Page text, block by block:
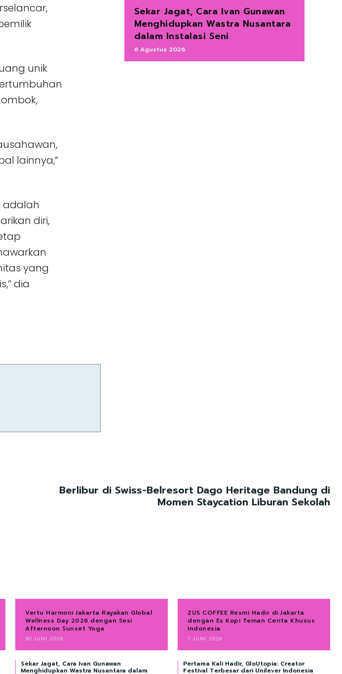
unik
lainnya,”
adalah
diri,
yang
dia
Sekar Jagat, Cara Ivan Gunawan
Menghidupkan Wastra Nusantara
dalam Instalasi Seni
6 Agustus 2026
Berlibur di Swiss-Belresort Dago Heritage Bandung di
Momen Staycation Liburan Sekolah
Vertu Harmoni Jakarta Rayakan Global
Wellness Day 2026 dengan Sesi
Afternoon Sunset Yoga
30 JUNI 2026
ZUS COFFEE Resmi Hadir di Jakarta
dengan Es Kopi Teman Cerita Khusus
Indonesia
7 JUNI 2026
Sekar Jagat, Cara Ivan Gunawan
Menghidupkan Wastra Nusantara dalam
Pertama Kali Hadir, GloUtopia: Creator
Festival Terbesar dari Unilever Indonesia